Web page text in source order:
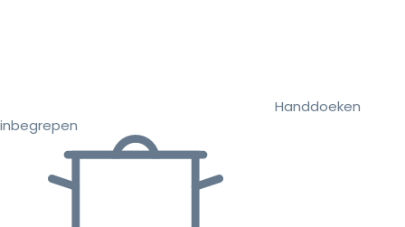
Handdoeken
inbegrepen